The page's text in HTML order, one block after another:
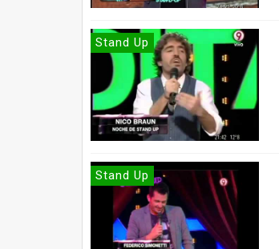
Stand Up
Stand Up